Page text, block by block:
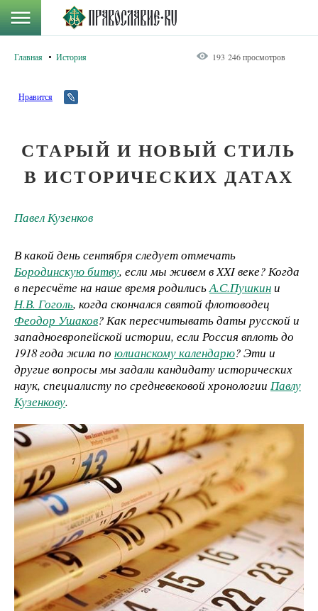
Главная История 193 246 просмотров
Нравится
СТАРЫЙ И НОВЫЙ СТИЛЬ
В ИСТОРИЧЕСКИХ ДАТАХ
Павел Кузенков
В какой день сентября следует отмечать
Бородинскую битву, если мы живем в XXI веке? Когда
в пересчёте на наше время родилисьА.С.Пушкини
Н.В. Гоголь, когда скончался святой флотоводец
Феодор Ушаков? Как пересчитывать даты русской и
западноевропейской истории, если Россия вплоть до
1918 года жила по юлианскому календарю? Эти и
другие вопросы мы задали кандидату исторических
наук, специалисту по средневековой хронологии Павлу
Кузенкову.